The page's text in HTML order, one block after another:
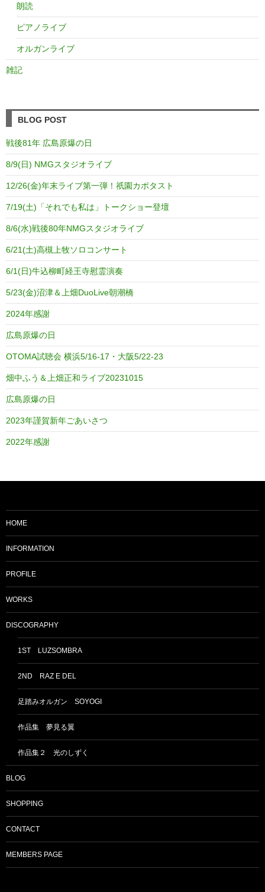
朗読
ピアノライブ
オルガンライブ
雑記
BLOG POST
戦後81年 広島原爆の日
8/9(日) NMGスタジオライブ
12/26(金)年末ライブ第一弾！祇園カポタスト
7/19(土)「それでも私は」トークショー登壇
8/6(水)戦後80年NMGスタジオライブ
6/21(土)高槻上牧ソロコンサート
6/1(日)牛込柳町経王寺慰霊演奏
5/23(金)沼津＆上畑DuoLive朝潮橋
2024年感謝
広島原爆の日
OTOMA試聴会 横浜5/16-17・大阪5/22-23
畑中ふう＆上畑正和ライブ20231015
広島原爆の日
2023年謹賀新年ごあいさつ
2022年感謝
HOME
INFORMATION
PROFILE
WORKS
DISCOGRAPHY
1ST LUZSOMBRA
2ND RAZ E DEL
足踏みオルガン SOYOGI
作品集 夢見る翼
作品集２ 光のしずく
BLOG
SHOPPING
CONTACT
MEMBERS PAGE